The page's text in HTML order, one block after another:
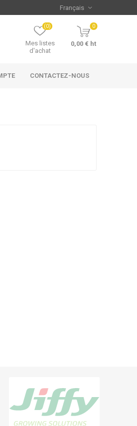
Mes listes
d'achat
(0) 0
0,00 € ht
CONTACTEZ-NOUS